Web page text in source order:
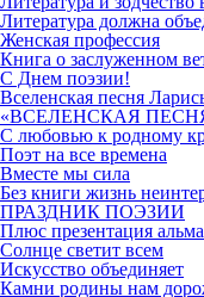
Литература должна
Женская профессия
Книга о заслуженном
С Днем поэзии!
Вселенская песня
«ВСЕЛЕНСКАЯ
С любовью к родному
Поэт на все времена
Вместе мы сила
Без книги жизнь
ПРАЗДНИК ПОЭЗИИ
Плюс презентация
Солнце светит всем
Искусство объединяет
Камни родины нам